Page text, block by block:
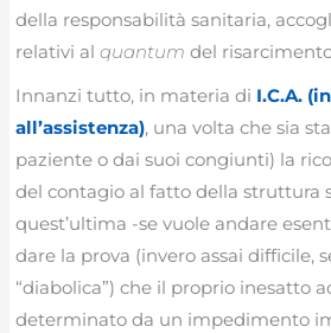
della responsabilità sanitaria,
relativi alquantum del
Innanzi tutto, in materia di I.C.A.
all’assistenza), una volta che sia
paziente o dai suoi congiunti) la
del contagio al fatto della struttura
quest’ultima -se vuole andare
dare la prova (invero assai difficile,
“diabolica”) che il proprio inesatto
determinato da un impedimento